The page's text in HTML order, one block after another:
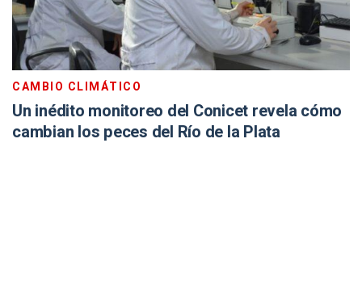
CAMBIO CLIMÁTICO
Un inédito monitoreo del Conicet revela cómo
cambian los peces del Río de la Plata